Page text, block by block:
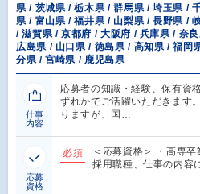
県 / 茨城県 / 栃木県 / 群馬県 / 埼玉県 /
県 / 富山県 / 福井県 / 山梨県 / 長野県 /
/ 滋賀県 / 京都府 / 大阪府 / 兵庫県 / 奈
広島県 / 山口県 / 徳島県 / 高知県 / 福岡
分県 / 宮崎県 / 鹿児島県
仕事
内容
応募者の知識・経験、保有資
ずれかでご活躍いただきます
りますが、国…
応募
資格
必須
＜応募資格＞ ・高専
採用職種、仕事の内容